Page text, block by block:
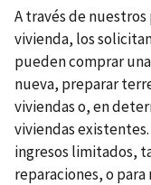
A través de
vivienda, los
pueden comprar
nueva, preparar
viviendas o, en
viviendas existentes.
ingresos limitados,
reparaciones, o